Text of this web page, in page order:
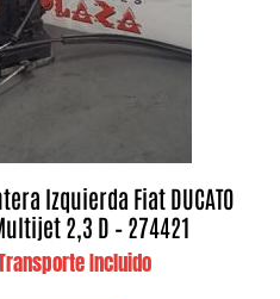
Izquierda Fiat DUCATO
2,3 D – 274421
Incluido